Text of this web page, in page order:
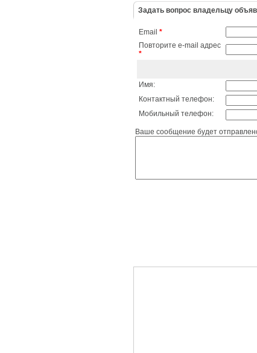
Задать вопрос владельцу
Email *
Повторите e-mail адрес
*
Имя:
Контактный телефон:
Мобильный телефон:
Ваше сообщение будет